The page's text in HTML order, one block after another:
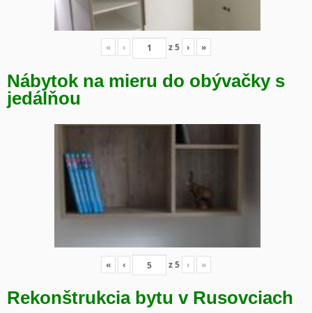
« ‹ z5 › »
Nábytok na mieru do obývačky s
jedálňou
« ‹ z5 › »
Rekonštrukcia bytu v Rusovciach